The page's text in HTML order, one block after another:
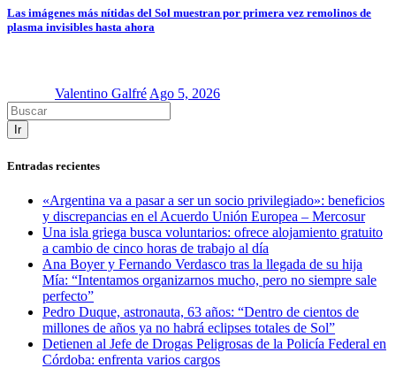
Las imágenes más nítidas del Sol muestran por primera vez remolinos de
plasma invisibles hasta ahora
Valentino GalfréAgo 5, 2026
Ir
Entradas recientes
«Argentina va a pasar a ser un socio privilegiado»: beneficios
y discrepancias en el Acuerdo Unión Europea – Mercosur
Una isla griega busca voluntarios: ofrece alojamiento gratuito
a cambio de cinco horas de trabajo al día
Ana Boyer y Fernando Verdasco tras la llegada de su hija
Mía: “Intentamos organizarnos mucho, pero no siempre sale
perfecto”
Pedro Duque, astronauta, 63 años: “Dentro de cientos de
millones de años ya no habrá eclipses totales de Sol”
Detienen al Jefe de Drogas Peligrosas de la Policía Federal en
Córdoba: enfrenta varios cargos